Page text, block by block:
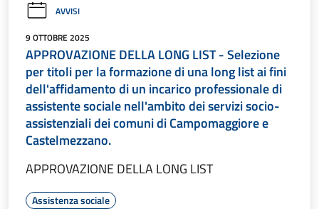
AVVISI
9 OTTOBRE 2025
APPROVAZIONE DELLA LONG LIST - Selezione
per titoli per la formazione di una long list ai fini
dell'affidamento di un incarico professionale di
assistente sociale nell'ambito dei servizi socio-
assistenziali dei comuni di Campomaggiore e
Castelmezzano.
APPROVAZIONE DELLA LONG LIST
Assistenza sociale